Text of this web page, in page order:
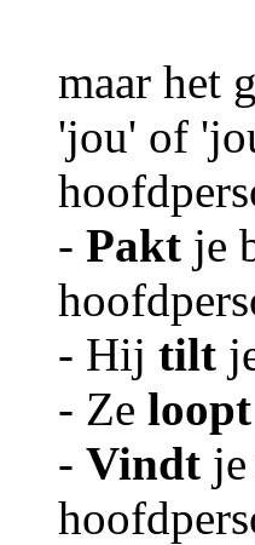
maar het
'jou' of
- Pakt je
- Hij tilt
- Ze loopt
- Vindt